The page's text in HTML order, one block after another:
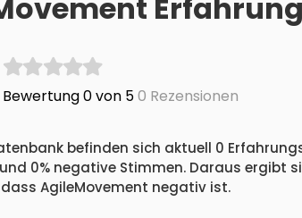
Bewertung 0 von 50 Rezensionen
befinden sich aktuell 0
0% negative Stimmen. Daraus ergibt
AgileMovement negativ ist.